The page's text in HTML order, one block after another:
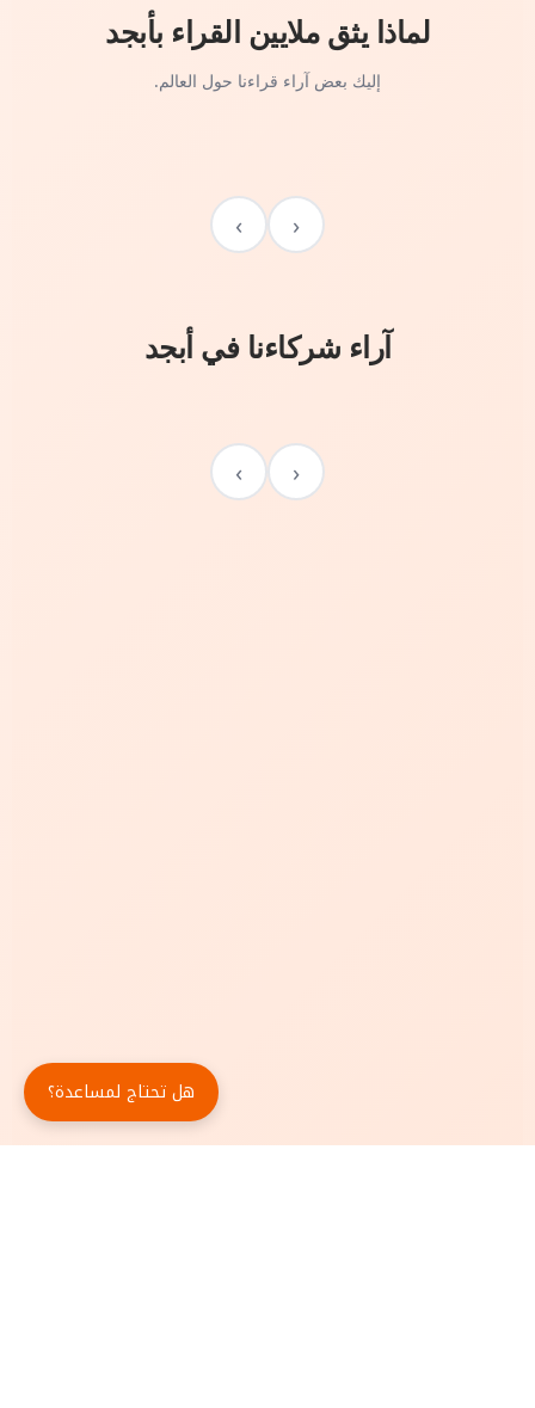
لماذا يثق ملايين القراء بأبجد
إليك بعض آراء قراءنا حول العالم.
‹
›
آراء شركاءنا في أبجد
‹
›
هل تحتاج لمساعدة؟